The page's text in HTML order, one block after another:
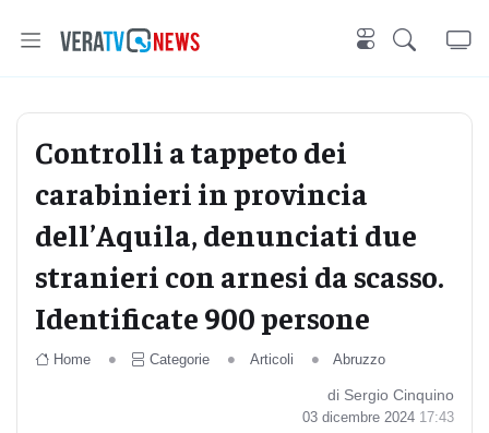
Controlli a tappeto dei
carabinieri in provincia
dell’Aquila, denunciati due
stranieri con arnesi da scasso.
Identificate 900 persone
Home Categorie Articoli Abruzzo
di Sergio Cinquino
03 dicembre 2024 17:43